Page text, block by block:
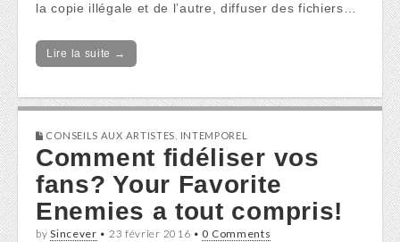
la copie illégale et de l’autre, diffuser des fichiers…
Lire la suite →
CONSEILS AUX ARTISTES INTEMPOREL
Comment fidéliser vos
fans? Your Favorite
Enemies a tout compris!
bySincever • 23 février 2016 • 0 Comments